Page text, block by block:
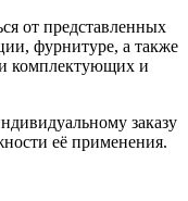
от представленных
фурнитуре, а также
комплектующих и
заказу
её применения.